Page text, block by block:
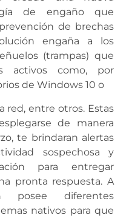
de engaño que
de brechas
engaña a los
(trampas) que
activos como, por
de Windows 10 o
red, entre otros. Estas
de manera
te brindaran alertas
sospechosa y
para entregar
pronta respuesta. A
posee diferentes
nativos para que